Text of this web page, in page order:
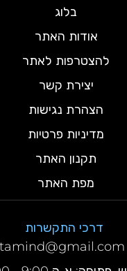
בלוג
אודות האתר
להצטרפות לאתר
יצירת קשר
הצהרת נגישות
מדיניות פרטיות
תקנון האתר
מפת האתר
דרכי התקשרות